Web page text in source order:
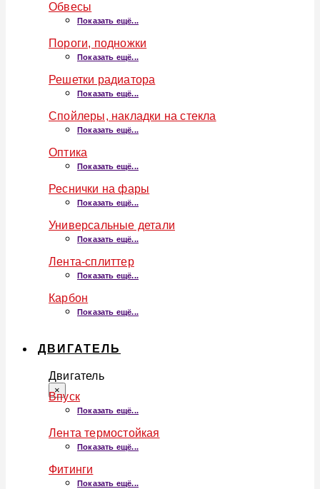
Обвесы
Показать ещё...
Пороги, подножки
Показать ещё...
Решетки радиатора
Показать ещё...
Спойлеры, накладки на стекла
Показать ещё...
Оптика
Показать ещё...
Реснички на фары
Показать ещё...
Универсальные детали
Показать ещё...
Лента-сплиттер
Показать ещё...
Карбон
Показать ещё...
ДВИГАТЕЛЬ
Двигатель
×
Впуск
Показать ещё...
Лента термостойкая
Показать ещё...
Фитинги
Показать ещё...